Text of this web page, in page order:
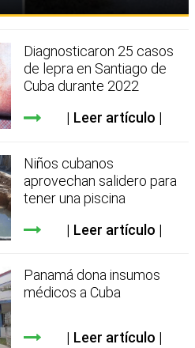
Diagnosticaron 25 casos
de lepra en Santiago de
Cuba durante 2022
Leer artículo
Niños cubanos
aprovechan salidero para
tener una piscina
Leer artículo
Panamá dona insumos
médicos a Cuba
Leer artículo